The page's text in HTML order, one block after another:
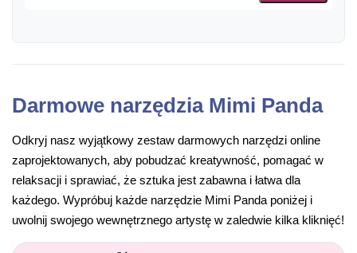
Darmowe narzędzia Mimi Panda
Odkryj nasz wyjątkowy zestaw darmowych narzędzi online
zaprojektowanych, aby pobudzać kreatywność, pomagać w
relaksacji i sprawiać, że sztuka jest zabawna i łatwa dla
każdego. Wypróbuj każde narzędzie Mimi Panda poniżej i
uwolnij swojego wewnętrznego artystę w zaledwie kilka kliknięć!